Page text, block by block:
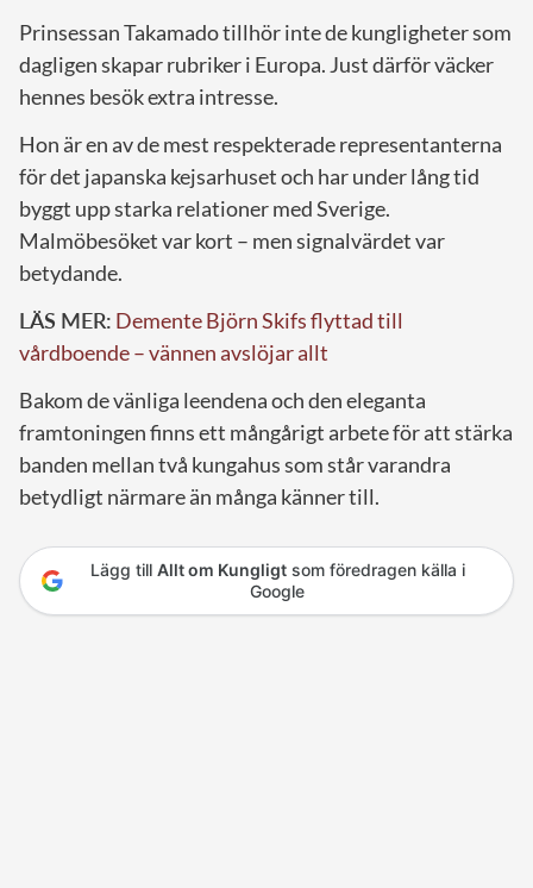
Prinsessan Takamado tillhör inte de kungligheter som
dagligen skapar rubriker i Europa. Just därför väcker
hennes besök extra intresse.
Hon är en av de mest respekterade representanterna
för det japanska kejsarhuset och har under lång tid
byggt upp starka relationer med Sverige.
Malmöbesöket var kort – men signalvärdet var
betydande.
LÄS MER: Demente Björn Skifs flyttad till
vårdboende – vännen avslöjar allt
Bakom de vänliga leendena och den eleganta
framtoningen finns ett mångårigt arbete för att stärka
banden mellan två kungahus som står varandra
betydligt närmare än många känner till.
Lägg till Allt om Kungligtsom föredragen källa i
Google